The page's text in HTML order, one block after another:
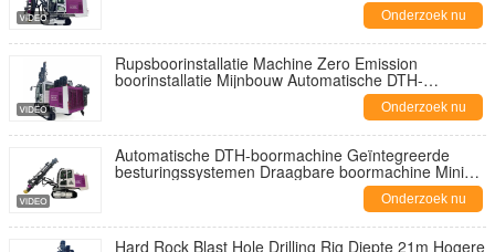
Onderzoek nu
Rupsboorinstallatie Machine Zero Emission
boorinstallatie Mijnbouw Automatische DTH-
Onderzoek nu
Automatische DTH-boormachine Geïntegreerde
besturingssystemen Draagbare boormachine Mining
Onderzoek nu
Hard Rock Blast Hole Drilling Rig Diepte 21m Hogere